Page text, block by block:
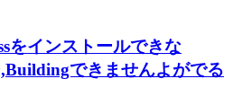
をインストールできな
できませんよがでる